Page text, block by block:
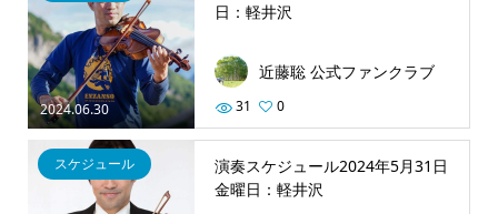
2024.06.30
日：軽井沢
近藤聡 公式ファンクラブ
31 0
スケジュール
演奏スケジュール2024年5月31日
金曜日：軽井沢